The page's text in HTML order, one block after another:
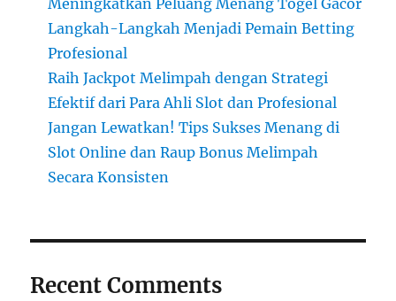
Meningkatkan Peluang Menang Togel Gacor
Langkah-Langkah Menjadi Pemain Betting
Profesional
Raih Jackpot Melimpah dengan Strategi
Efektif dari Para Ahli Slot dan Profesional
Jangan Lewatkan! Tips Sukses Menang di
Slot Online dan Raup Bonus Melimpah
Secara Konsisten
Recent Comments